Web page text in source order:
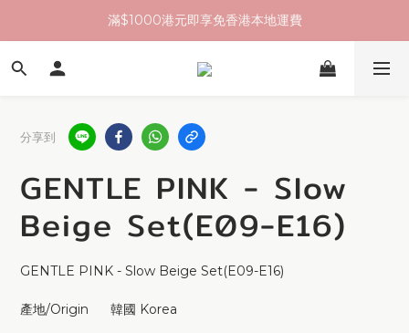
滿$1000港元即享免香港本地運費
分享到
GENTLE PINK - Slow
Beige Set(E09-E16)
GENTLE PINK - Slow Beige Set(E09-E16)
產地/Origin      韓國 Korea